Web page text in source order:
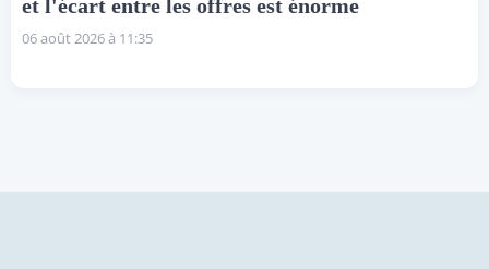
et l'écart entre les offres est énorme
06 août 2026 à 11:35